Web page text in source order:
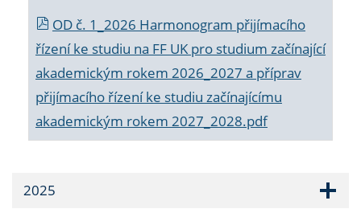
OD č. 1_2026 Harmonogram přijímacího
řízení ke studiu na FF UK pro studium začínající
akademickým rokem 2026_2027 a příprav
přijímacího řízení ke studiu začínajícímu
akademickým rokem 2027_2028.pdf
2025